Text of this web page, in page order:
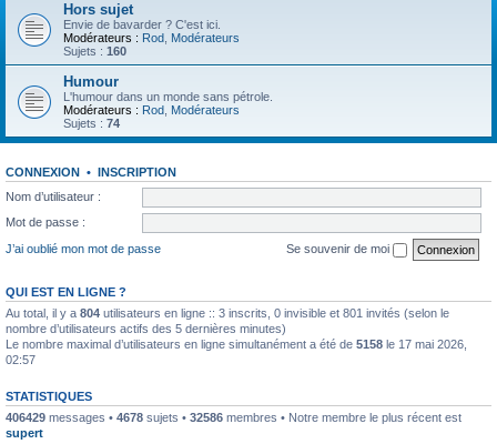
Hors sujet
Envie de bavarder ? C'est ici.
Modérateurs : Rod Modérateurs
Sujets : 160
Humour
L'humour dans un monde sans pétrole.
Modérateurs : Rod Modérateurs
Sujets : 74
CONNEXION • INSCRIPTION
Nom d’utilisateur :
Mot de passe :
J’ai oublié mon mot de passe
Se souvenir de moi
QUI EST EN LIGNE ?
Au total, il y a 804 utilisateurs en ligne :: 3 inscrits, 0 invisible et 801 invités (selon le
nombre d’utilisateurs actifs des 5 dernières minutes)
Le nombre maximal d’utilisateurs en ligne simultanément a été de 5158 le 17 mai 2026,
02:57
STATISTIQUES
406429 messages • 4678 sujets • 32586 membres • Notre membre le plus récent est
supert